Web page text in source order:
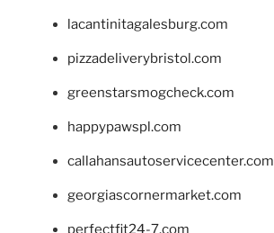
lacantinitagalesburg.com
pizzadeliverybristol.com
greenstarsmogcheck.com
happypawspl.com
callahansautoservicecenter.com
georgiascornermarket.com
perfectfit24-7.com